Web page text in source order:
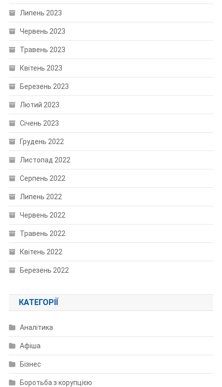
Липень 2023
Червень 2023
Травень 2023
Квітень 2023
Березень 2023
Лютий 2023
Січень 2023
Грудень 2022
Листопад 2022
Серпень 2022
Липень 2022
Червень 2022
Травень 2022
Квітень 2022
Березень 2022
КАТЕГОРІЇ
Аналітика
Афіша
Бізнес
Боротьба з корупцією